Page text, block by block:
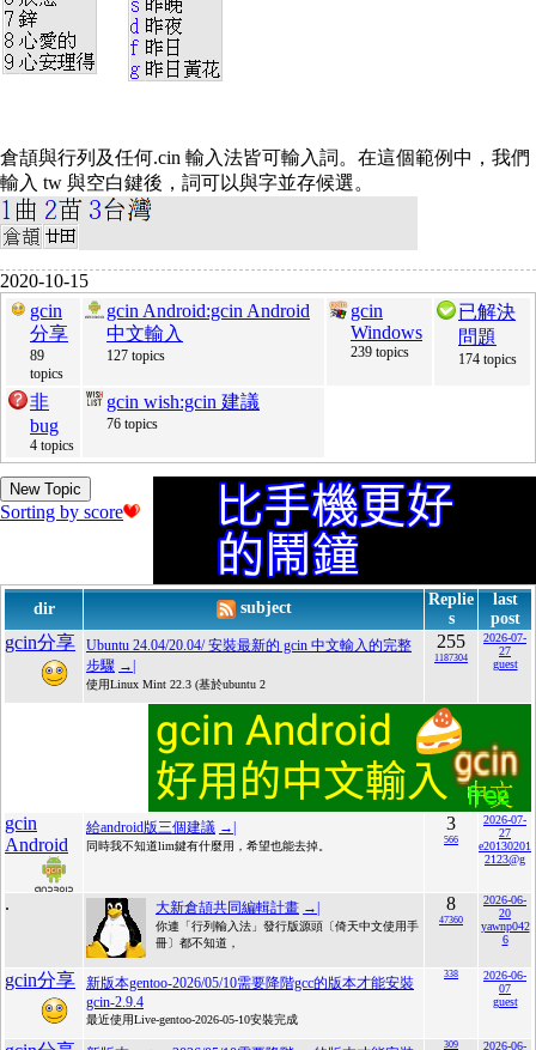
倉頡與行列及任何.cin 輸入法皆可輸入詞。在這個範例中，我們
輸入 tw 與空白鍵後，詞可以與字並存候選。
2020-10-15
gcin
分享
89
topics
gcin Android:gcin Android
中文輸入
127 topics
gcin
Windows
239 topics
已解決
問題
174 topics
非
bug
4 topics
gcin wish:gcin 建議
76 topics
New Topic
Sorting by score
dir subject
Replie
s
last
post
gcin分享
Ubuntu 24.04/20.04/ 安裝最新的 gcin 中文輸入的完整
步驟 →|
使用Linux Mint 22.3 (基於ubuntu 2
255
1187304
2026-07-
27
guest
gcin
Android
給android版三個建議 →|
同時我不知道lim鍵有什麼用，希望也能去掉。
3
566
2026-07-
27
e20130201
2123@g
. 大新倉頡共同編輯計畫 →|
你連「行列輸入法」發行版源頭〔倚天中文使用手
冊〕都不知道，
8
47360
2026-06-
20
yawnp042
6
gcin分享
新版本gentoo-2026/05/10需要降階gcc的版本才能安裝
gcin-2.9.4
最近使用Live-gentoo-2026-05-10安裝完成
338
2026-06-
07
guest
309 2026-06-